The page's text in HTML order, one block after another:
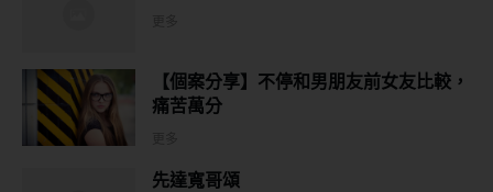
【個案分享】不停和男朋友前女友比較，
痛苦萬分
先達寬哥頌